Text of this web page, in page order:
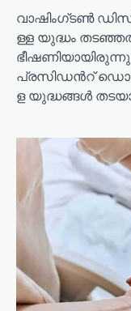
വാ​ഷിം​ഗ്ട​ൺ
ള്ള യു​ദ്ധം
പ്ര​സി​ഡ​ന്‍റ്
ള യു​ദ്ധ​ങ്ങ​ൾ